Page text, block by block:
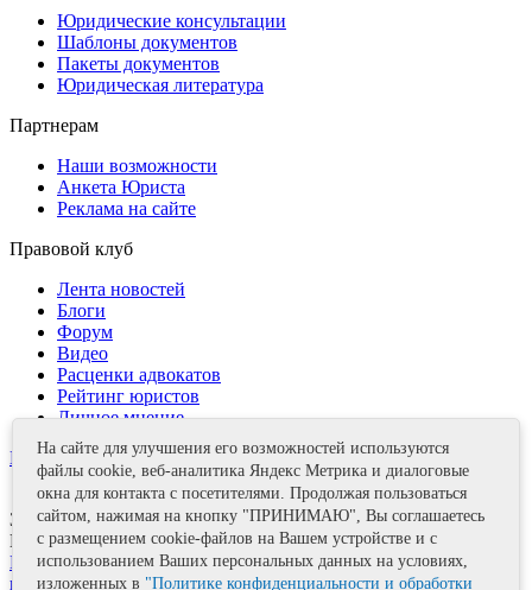
Юридические консультации
Шаблоны документов
Пакеты документов
Юридическая литература
Партнерам
Наши возможности
Анкета Юриста
Реклама на сайте
Правовой клуб
Лента новостей
Блоги
Форум
Видео
Расценки адвокатов
Рейтинг юристов
Личное мнение
Контакты
Задать вопрос
Поделиться
Политика информационной безопасности Правила
использования материалов
На сайте для улучшения его возможностей используются
файлы cookie, веб-аналитика Яндекс Метрика и диалоговые
окна для контакта с посетителями. Продолжая пользоваться
сайтом, нажимая на кнопку "ПРИНИМАЮ", Вы соглашаетесь
с размещением cookie-файлов на Вашем устройстве и с
использованием Ваших персональных данных на условиях,
изложенных в "Политике конфиденциальности и обработки